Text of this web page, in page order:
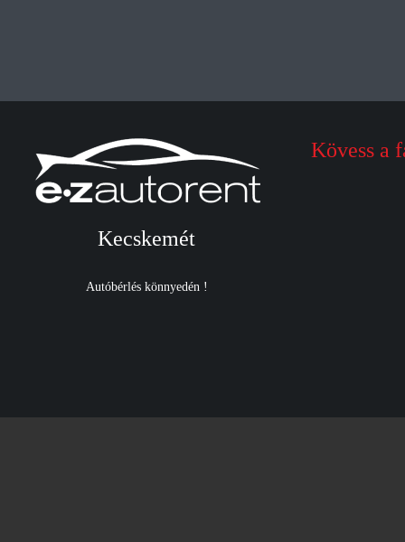
Kecskemét
Autóbérlés könnyedén !
Kövess a